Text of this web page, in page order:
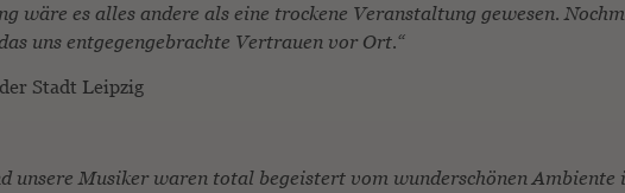
wäre es alles andere als eine trockene Veranstaltung gewesen.
uns entgegengebrachte Vertrauen vor Ort.“
Stadt Leipzig
unsere Musiker waren total begeistert vom wunderschönen